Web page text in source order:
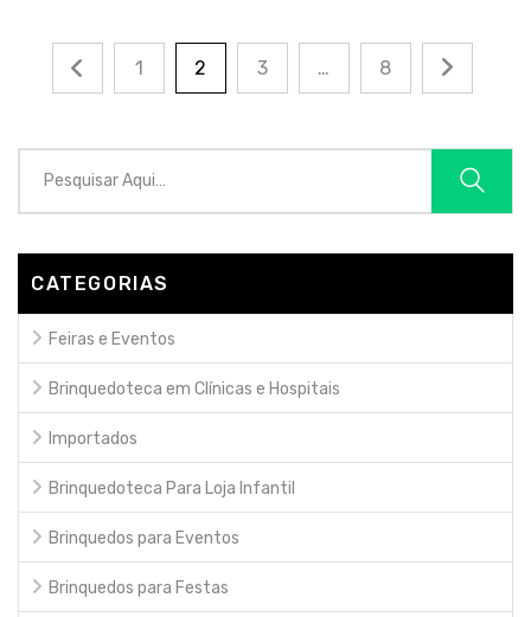
1 2 3 … 8
CATEGORIAS
Feiras e Eventos
Brinquedoteca em Clínicas e Hospitais
Importados
Brinquedoteca Para Loja Infantil
Brinquedos para Eventos
Brinquedos para Festas